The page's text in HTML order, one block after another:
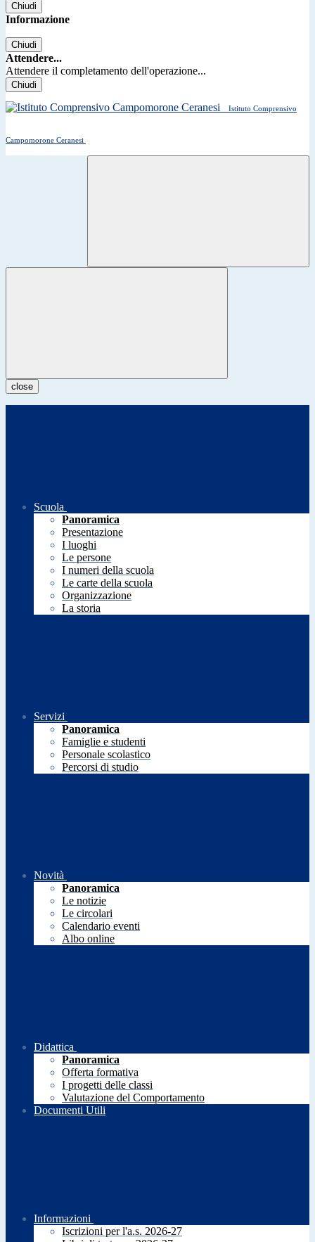
Chiudi
Informazione
Chiudi
Attendere...
Attendere il completamento dell'operazione...
Chiudi
Istituto Comprensivo
Campomorone Ceranesi
close
Scuola
Panoramica
Presentazione
I luoghi
Le persone
I numeri della scuola
Le carte della scuola
Organizzazione
La storia
Servizi
Panoramica
Famiglie e studenti
Personale scolastico
Percorsi di studio
Novità
Panoramica
Le notizie
Le circolari
Calendario eventi
Albo online
Didattica
Panoramica
Offerta formativa
I progetti delle classi
Valutazione del Comportamento
Documenti Utili
Informazioni
Iscrizioni per l'a.s. 2026-27